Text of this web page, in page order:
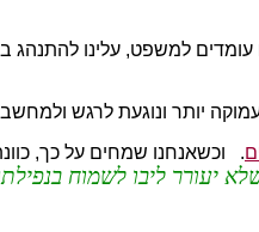
למשפט, עלינו להתנהג
יותר ונוגעת לרגש
. וכשאנחנו שמחים על כך,
יעורר ליבו לשמוח